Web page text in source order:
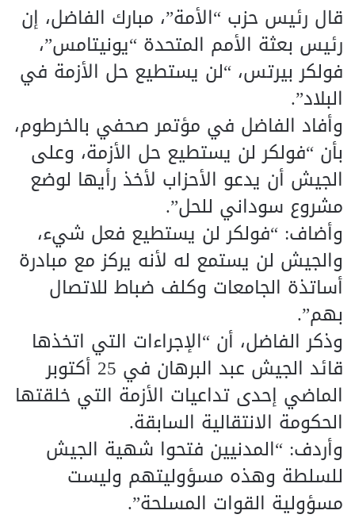
قال رئيس حزب “الأمة”، مبارك الفاضل، إن
رئيس بعثة الأمم المتحدة “يونيتامس”،
فولكر بيرتس، “لن يستطيع حل الأزمة في
البلاد”.
وأفاد الفاضل في مؤتمر صحفي بالخرطوم،
بأن “فولكر لن يستطيع حل الأزمة، وعلى
الجيش أن يدعو الأحزاب لأخذ رأيها لوضع
مشروع سوداني للحل”.
وأضاف: “فولكر لن يستطيع فعل شيء،
والجيش لن يستمع له لأنه يركز مع مبادرة
أساتذة الجامعات وكلف ضباط للاتصال
بهم”.
وذكر الفاضل، أن “الإجراءات التي اتخذها
قائد الجيش عبد البرهان في 25 أكتوبر
الماضي إحدى تداعيات الأزمة التي خلقتها
الحكومة الانتقالية السابقة.
وأردف: “المدنيين فتحوا شهية الجيش
للسلطة وهذه مسؤوليتهم وليست
مسؤولية القوات المسلحة”.